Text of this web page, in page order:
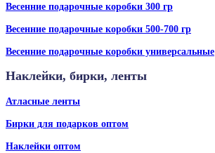
Весенние подарочные коробки 300 гр
Весенние подарочные коробки 500-700 гр
Весенние подарочные коробки универсальные
Наклейки, бирки, ленты
Атласные ленты
Бирки для подарков оптом
Наклейки оптом